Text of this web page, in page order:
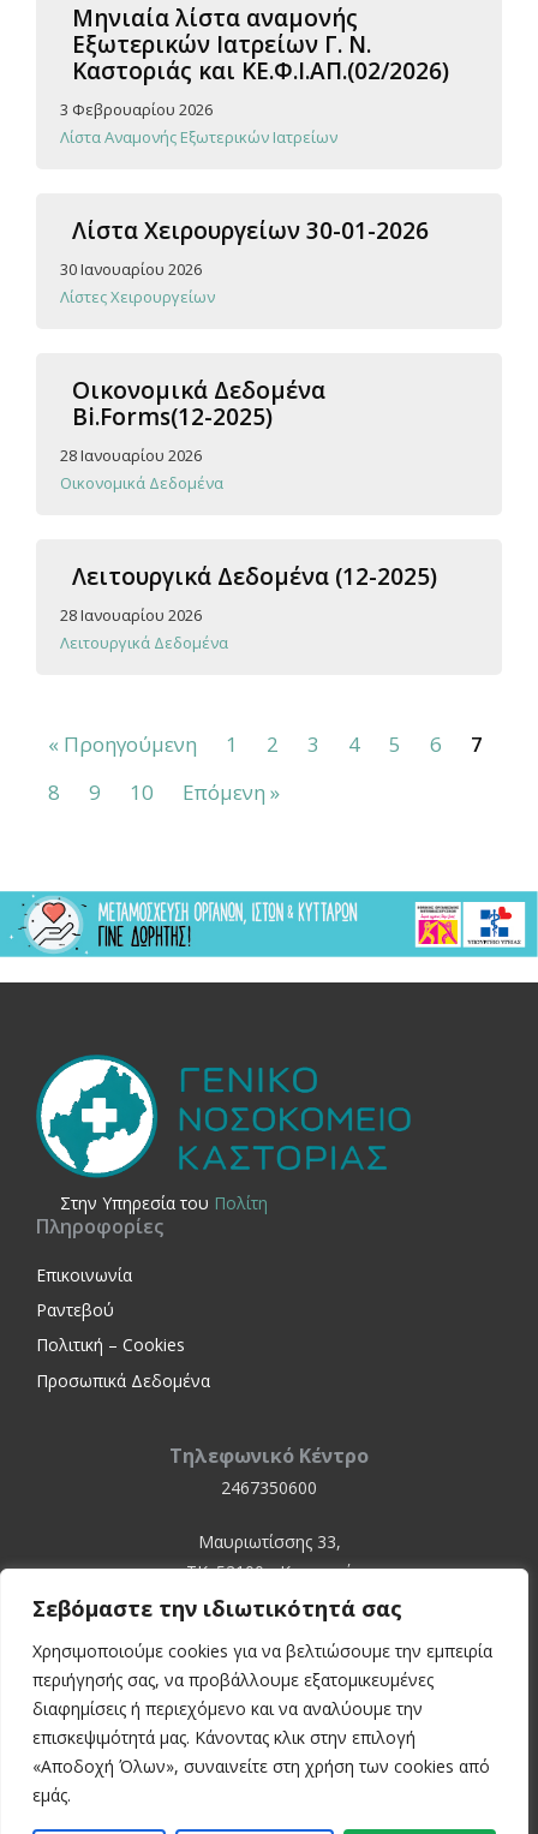
Σεβόμαστε την ιδιωτικότητά σας
Χρησιμοποιούμε cookies για να βελτιώσουμε την εμπειρία
περιήγησής σας, να προβάλλουμε εξατομικευμένες
διαφημίσεις ή περιεχόμενο και να αναλύουμε την
επισκεψιμότητά μας. Κάνοντας κλικ στην επιλογή
«Αποδοχή Όλων», συναινείτε στη χρήση των cookies από
εμάς.
Μηνιαία λίστα αναμονής
Εξωτερικών Ιατρείων Γ. Ν.
Καστοριάς και ΚΕ.Φ.Ι.ΑΠ.(02/2026)
3 Φεβρουαρίου 2026
Λίστα Αναμονής Εξωτερικών Ιατρείων
Λίστα Χειρουργείων 30-01-2026
30 Ιανουαρίου 2026
Λίστες Χειρουργείων
Οικονομικά Δεδομένα
Bi.Forms(12-2025)
28 Ιανουαρίου 2026
Οικονομικά Δεδομένα
Λειτουργικά Δεδομένα (12-2025)
28 Ιανουαρίου 2026
Λειτουργικά Δεδομένα
« Προηγούμενη 1 2 3 4 5 6
7
8
9 10 Επόμενη »
Στην Yπηρεσία του Πολίτη
Πληροφορίες
Επικοινωνία
Ραντεβού
Πολιτική – Cookies
Προσωπικά Δεδομένα
Τηλεφωνικό Κέντρο
2467350600
Μαυριωτίσσης 33,
ΤΚ. 52100 - Καστοριά